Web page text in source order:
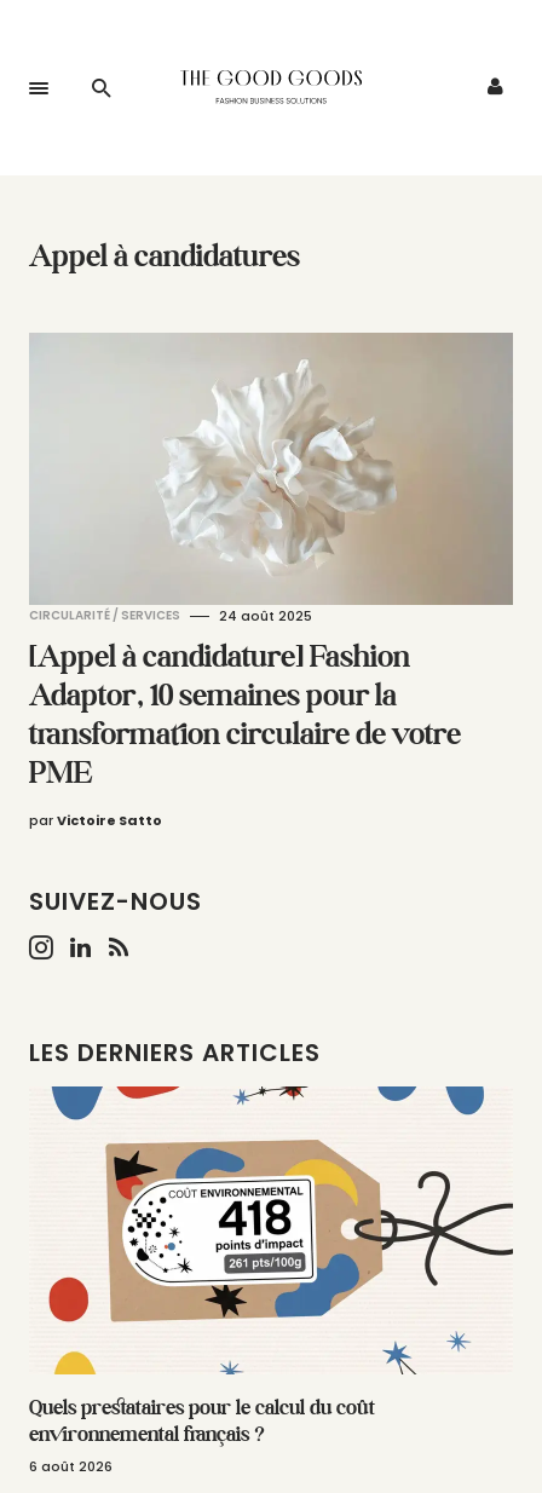
Appel à candidatures
CIRCULARITÉ / SERVICES 24 août 2025
[Appel à candidature] Fashion
Adaptor, 10 semaines pour la
transformation circulaire de votre
PME
parVictoire Satto
SUIVEZ-NOUS
LES DERNIERS ARTICLES
Quels prestataires pour le calcul du coût
environnemental français ?
6 août 2026